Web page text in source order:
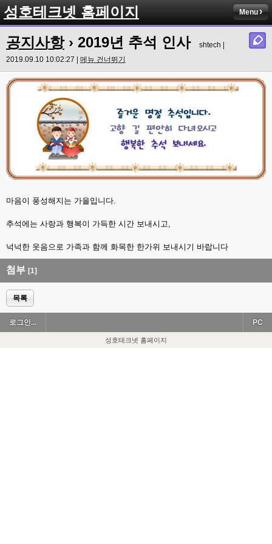
성호테크넷 홈페이지 Menu
공지사항› 2019년 추석 인사
shtech |
2019.09.10 10:02:27 | 메뉴 건너뛰기
마음이 풍성해지는 가을입니다.
추석에는 사랑과 행복이 가득한 시간 보내시고,
넉넉한 웃음으로 가족과 함께 화목한 한가위 보내시기 바랍니다
첨부 [1]
목록
로그인... PC
성호테크넷 홈페이지